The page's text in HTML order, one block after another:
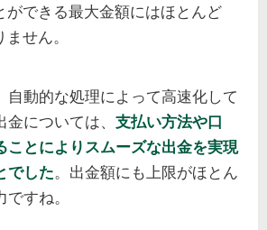
ができる最大金額にはほとんど
せん。
自動的な処理によって高速化して
については、 支払い方法や口
ことによりスムーズな出金を実現
でした。出金額にも上限がほとん
すね。